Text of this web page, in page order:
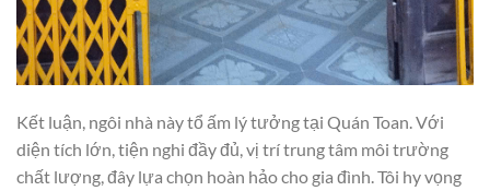
Kết luận, ngôi nhà này tổ ấm lý tưởng tại Quán Toan. Với
diện tích lớn, tiện nghi đầy đủ, vị trí trung tâm môi trường
chất lượng, đây lựa chọn hoàn hảo cho gia đình. Tôi hy vọng